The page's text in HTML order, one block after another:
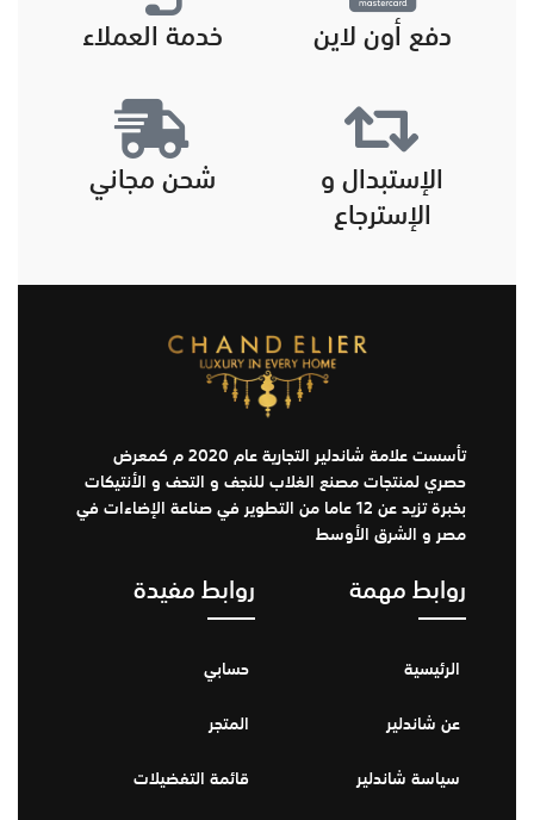
دفع أون لاين خدمة العملاء
الإستبدال و
الإسترجاع
شحن مجاني
تأسست علامة شاندلير التجارية عام 2020 م كمعرض
حصري لمنتجات مصنع الغلاب للنجف و التحف و الأنتيكات
بخبرة تزيد عن 12 عاما من التطوير في صناعة الإضاءات في
مصر و الشرق الأوسط
روابط مهمة
الرئيسية
عن شاندلير
سياسة شاندلير
روابط مفيدة
حسابي
المتجر
قائمة التفضيلات